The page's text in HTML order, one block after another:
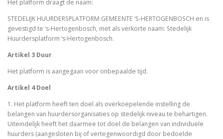
Het platform draagt de naam:
STEDELIJK HUURDERSPLATFORM GEMEENTE ‘S-HERTOGENBOSCH en is
gevestigd te ‘s-Hertogenbosch, met als verkorte naam: Stedelijk
Huurdersplatform ‘s-Hertogenbosch.
Artikel 3 Duur
Het platform is aangegaan voor onbepaalde tijd.
Artikel 4 Doel
1. Het platform heeft ten doel als overkoepelende instelling de
belangen van huurdersorganisaties op stedelijk niveau te behartigen.
Uiteindelijk heeft het daarmee tot doel de belangen van individuele
huurders (aangesloten bij of vertegenwoordigd door bedoelde